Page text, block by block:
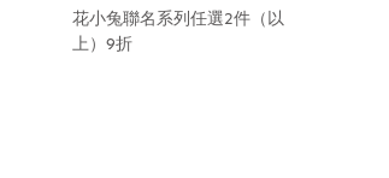
花小兔聯名系列任選2件（以
上）9折